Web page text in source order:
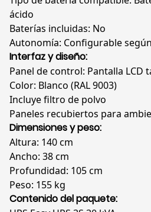
ácido
Baterías incluidas: No
Autonomía: Configurable
Interfaz y diseño:
Panel de control: Pantalla LCD
Color: Blanco (RAL 9003)
Incluye filtro de polvo
Paneles recubiertos para
Dimensiones y peso:
Altura: 140 cm
Ancho: 38 cm
Profundidad: 105 cm
Peso: 155 kg
Contenido del paquete: